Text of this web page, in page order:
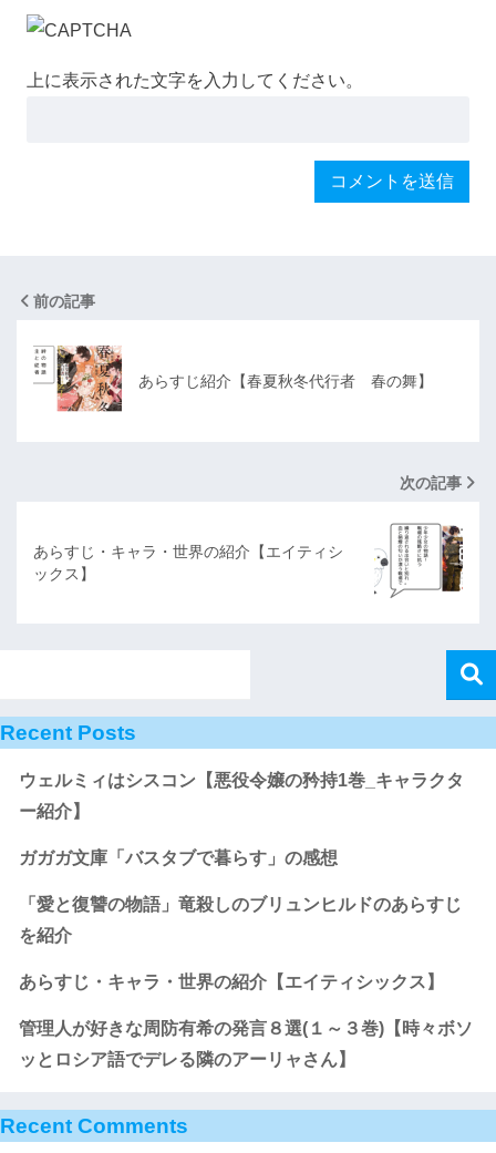
上に表示された文字を入力してください。
前の記事
あらすじ紹介【春夏秋冬代行者 春の舞】
次の記事
あらすじ・キャラ・世界の紹介【エイティシ
ックス】
Recent Posts
ウェルミィはシスコン【悪役令嬢の矜持1巻_キャラクタ
ー紹介】
ガガガ文庫「バスタブで暮らす」の感想
「愛と復讐の物語」竜殺しのブリュンヒルドのあらすじ
を紹介
あらすじ・キャラ・世界の紹介【エイティシックス】
管理人が好きな周防有希の発言８選(１～３巻)【時々ボソ
ッとロシア語でデレる隣のアーリャさん】
Recent Comments